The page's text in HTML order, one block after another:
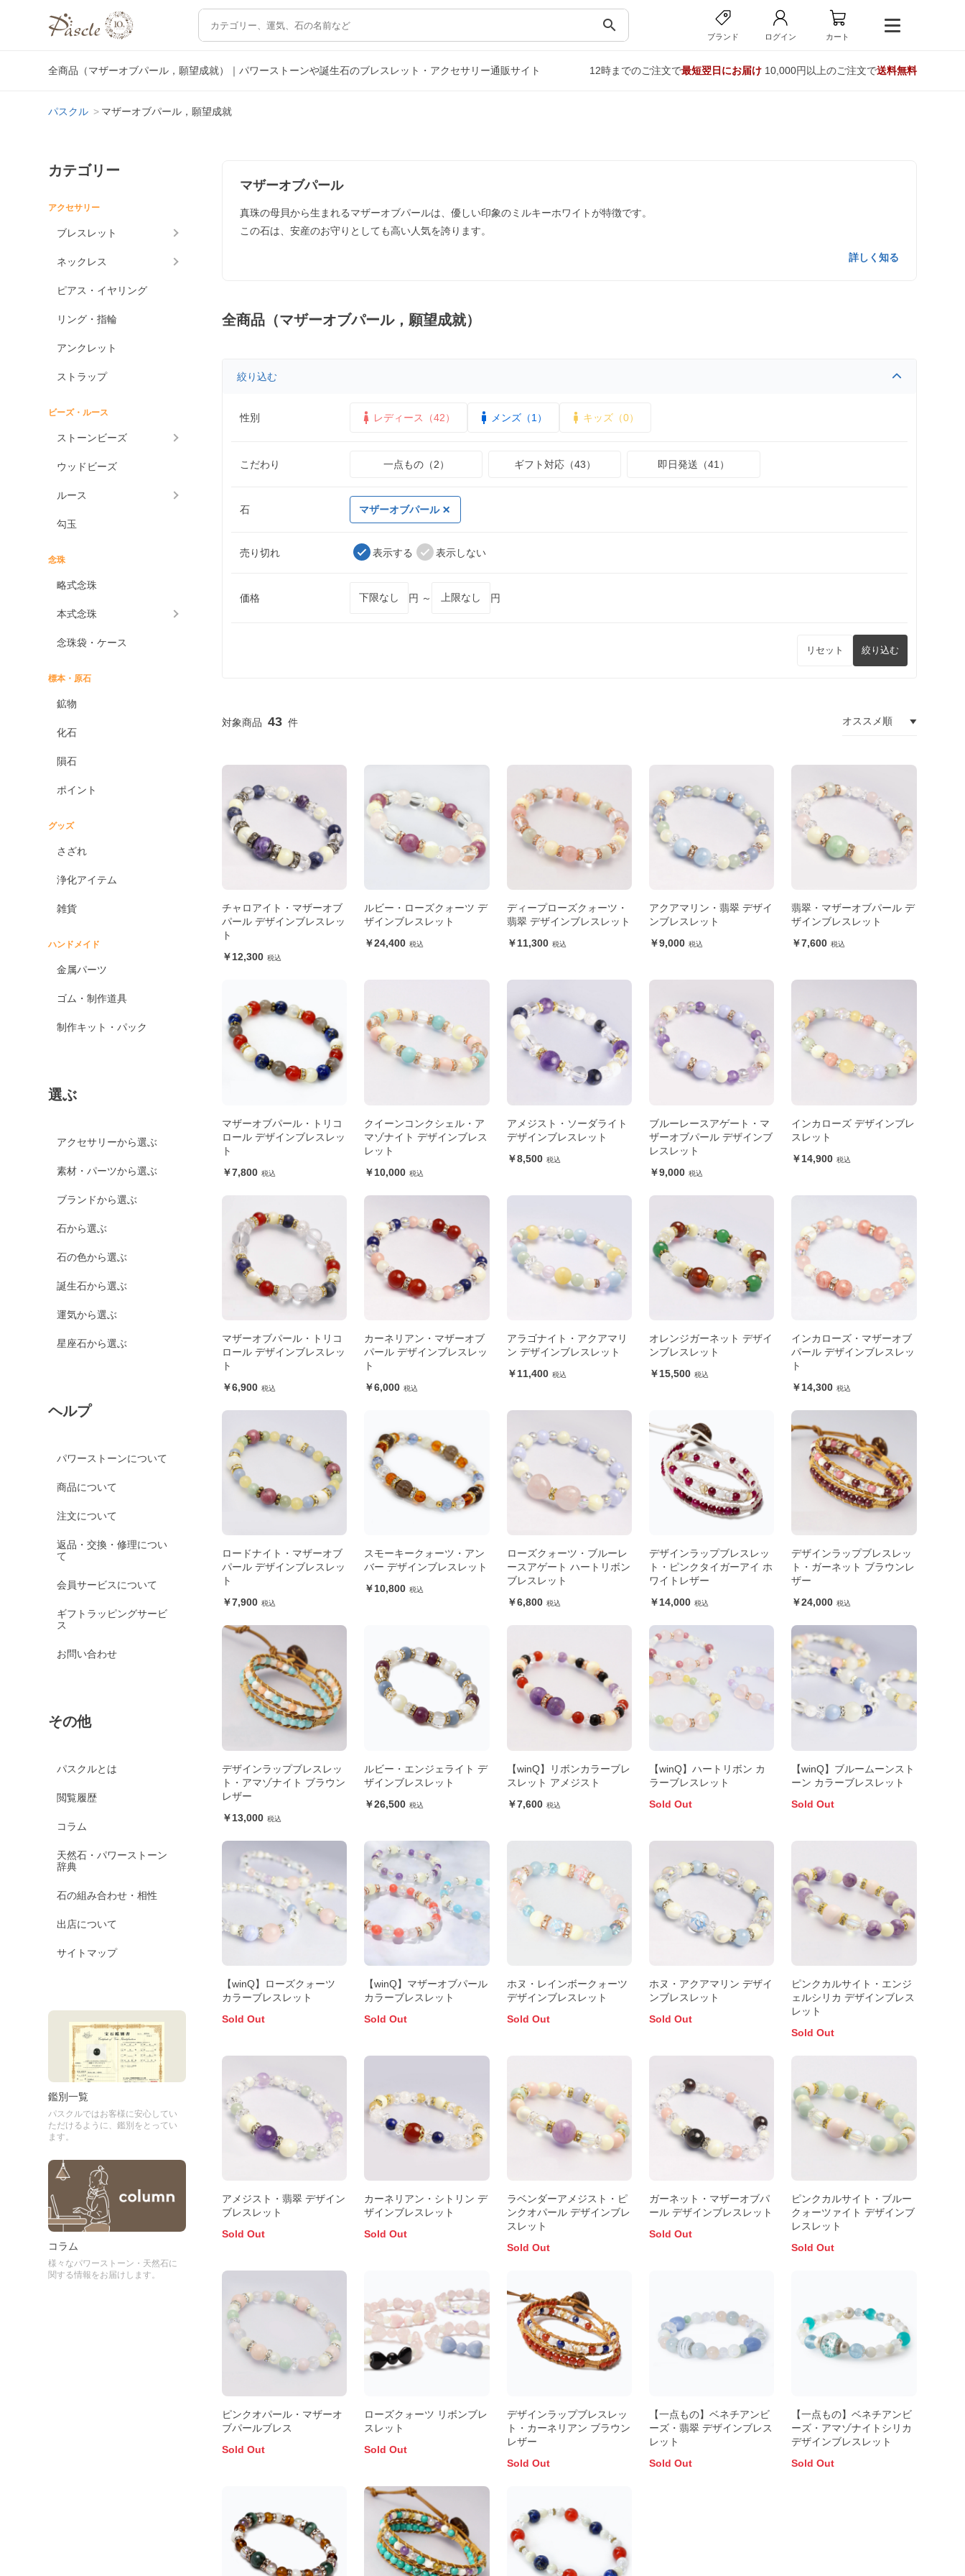
search
ブランド ログイン カート
全商品（マザーオブパール，願望成就）｜パワーストーンや誕生石のブレスレット・アクセサリー通販サイト 12時までのご注文で最短翌日にお届け10,000円以上のご注文で送料無料
パスクル マザーオブパール，願望成就
カテゴリー
アクセサリー
ブレスレット
ネックレス
ピアス・イヤリング
リング・指輪
アンクレット
ストラップ
ビーズ・ルース
ストーンビーズ
ウッドビーズ
ルース
勾玉
念珠
略式念珠
本式念珠
念珠袋・ケース
標本・原石
鉱物
化石
隕石
ポイント
グッズ
さざれ
浄化アイテム
雑貨
ハンドメイド
金属パーツ
ゴム・制作道具
制作キット・パック
選ぶ
アクセサリーから選ぶ
素材・パーツから選ぶ
ブランドから選ぶ
石から選ぶ
石の色から選ぶ
誕生石から選ぶ
運気から選ぶ
星座石から選ぶ
ヘルプ
パワーストーンについて
商品について
注文について
返品・交換・修理につい
て
会員サービスについて
ギフトラッピングサービ
ス
お問い合わせ
その他
パスクルとは
閲覧履歴
コラム
天然石・パワーストーン
辞典
石の組み合わせ・相性
出店について
サイトマップ
鑑別一覧
パスクルではお客様に安心してい
ただけるように、鑑別をとってい
ます。
コラム
様々なパワーストーン・天然石に
関する情報をお届けします。
マザーオブパール
真珠の母貝から生まれるマザーオブパールは、優しい印象のミルキーホワイトが特徴です。
この石は、安産のお守りとしても高い人気を誇ります。
詳しく知る
全商品（マザーオブパール，願望成就）
絞り込む
性別 レディース（42） メンズ（1） キッズ（0）
こだわり 一点もの（2） ギフト対応（43） 即日発送（41）
石 マザーオブパール
売り切れ 表示する 表示しない
価格 円 ～ 円
リセット 絞り込む
43
チャロアイト・マザーオブ
パール デザインブレスレッ
ト
12,300
ルビー・ローズクォーツ デ
ザインブレスレット
24,400
ディープローズクォーツ・
翡翠 デザインブレスレット
11,300
アクアマリン・翡翠 デザイ
ンブレスレット
9,000
翡翠・マザーオブパール デ
ザインブレスレット
7,600
マザーオブパール・トリコ
ロール デザインブレスレッ
ト
7,800
クイーンコンクシェル・ア
マゾナイト デザインブレス
レット
10,000
アメジスト・ソーダライト
デザインブレスレット
8,500
ブルーレースアゲート・マ
ザーオブパール デザインブ
レスレット
9,000
インカローズ デザインブレ
スレット
14,900
マザーオブパール・トリコ
ロール デザインブレスレッ
ト
6,900
カーネリアン・マザーオブ
パール デザインブレスレッ
ト
6,000
アラゴナイト・アクアマリ
ン デザインブレスレット
11,400
オレンジガーネット デザイ
ンブレスレット
15,500
インカローズ・マザーオブ
パール デザインブレスレッ
ト
14,300
ロードナイト・マザーオブ
パール デザインブレスレッ
ト
7,900
スモーキークォーツ・アン
バー デザインブレスレット
10,800
ローズクォーツ・ブルーレ
ースアゲート ハートリボン
ブレスレット
6,800
デザインラップブレスレッ
ト・ピンクタイガーアイ ホ
ワイトレザー
14,000
デザインラップブレスレッ
ト・ガーネット ブラウンレ
ザー
24,000
デザインラップブレスレッ
ト・アマゾナイト ブラウン
レザー
13,000
ルビー・エンジェライト デ
ザインブレスレット
26,500
【winQ】リボンカラーブレ
スレット アメジスト
7,600
【winQ】ハートリボン カ
ラーブレスレット
Sold Out
【winQ】ブルームーンスト
ーン カラーブレスレット
Sold Out
【winQ】ローズクォーツ
カラーブレスレット
Sold Out
【winQ】マザーオブパール
カラーブレスレット
Sold Out
ホヌ・レインボークォーツ
デザインブレスレット
Sold Out
ホヌ・アクアマリン デザイ
ンブレスレット
Sold Out
ピンクカルサイト・エンジ
ェルシリカ デザインブレス
レット
Sold Out
アメジスト・翡翠 デザイン
ブレスレット
Sold Out
カーネリアン・シトリン デ
ザインブレスレット
Sold Out
ラベンダーアメジスト・ピ
ンクオパール デザインブレ
スレット
Sold Out
ガーネット・マザーオブパ
ール デザインブレスレット
Sold Out
ピンクカルサイト・ブルー
クォーツァイト デザインブ
レスレット
Sold Out
ピンクオパール・マザーオ
ブパールブレス
Sold Out
ローズクォーツ リボンブレ
スレット
Sold Out
デザインラップブレスレッ
ト・カーネリアン ブラウン
レザー
Sold Out
【一点もの】ベネチアンビ
ーズ・翡翠 デザインブレス
レット
Sold Out
【一点もの】ベネチアンビ
ーズ・アマゾナイトシリカ
デザインブレスレット
Sold Out